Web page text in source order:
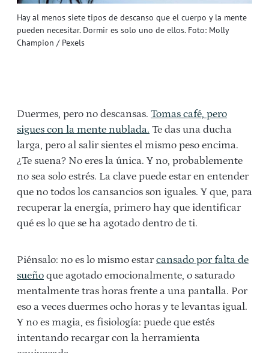
Hay al menos siete tipos de descanso que el cuerpo y la mente
pueden necesitar. Dormir es solo uno de ellos. Foto: Molly
Champion / Pexels
Duermes, pero no descansas. Tomas café, pero
sigues con la mente nublada. Te das una ducha
larga, pero al salir sientes el mismo peso encima.
¿Te suena? No eres la única. Y no, probablemente
no sea solo estrés. La clave puede estar en entender
que no todos los cansancios son iguales. Y que, para
recuperar la energía, primero hay que identificar
qué es lo que se ha agotado dentro de ti.
Piénsalo: no es lo mismo estarcansado por falta de
sueño que agotado emocionalmente, o saturado
mentalmente tras horas frente a una pantalla. Por
eso a veces duermes ocho horas y te levantas igual.
Y no es magia, es fisiología: puede que estés
intentando recargar con la herramienta